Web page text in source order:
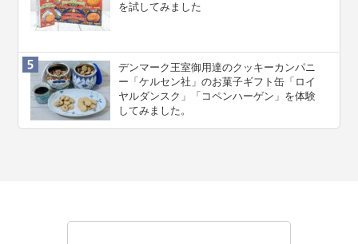
を試してみました
デンマーク王室御用達のクッキーカンパニ
ー「ケルセン社」のお菓子ギフト缶「ロイ
ヤルダンスク」「コペンハーゲン」を体験
してみました。